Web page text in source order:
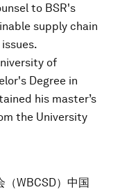
to BSR's
supply chain
of
Degree in
his master’s
the University
（WBCSD）中国